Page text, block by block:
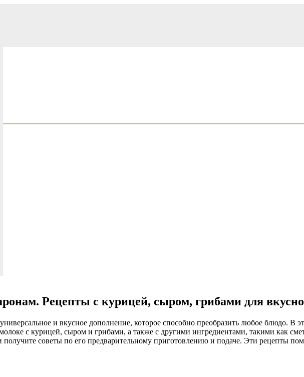
Рецепты с курицей, сыром, грибами для
и вкусное дополнение, которое способно преобразить любое блюдо. В
с курицей, сыром и грибами, а также с другими ингредиентами, такими как
советы по его предварительному приготовлению и подаче. Эти рецепты